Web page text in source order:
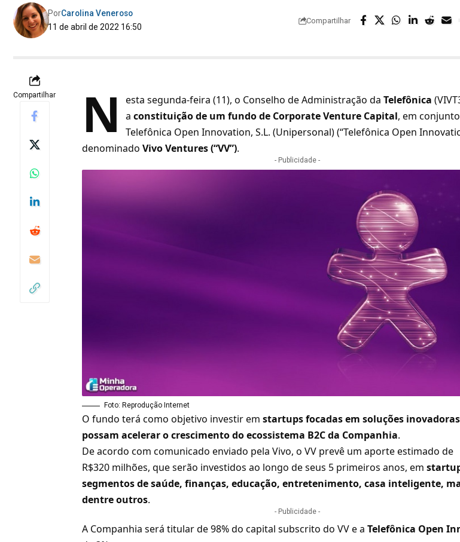
11 de abril de 2022 16:50
PorCarolina Veneroso
Compartilhar
Compartilhar N esta segunda-feira (11), o Conselho de Administração daTelefônica
aconstituição de um fundo de Corporate Venture Capital, em
Telefônica Open Innovation, S.L. (Unipersonal) (“Telefônica Open
denominadoVivo Ventures (“VV”).
- Publicidade -
Foto: Reprodução Internet
O fundo terá como objetivo investir emstartups focadas em soluções
possam acelerar o crescimento do ecossistema B2C da Companhia.
De acordo com comunicado enviado pela Vivo, o VV prevê um aporte estimado de
R$320 milhões, que serão investidos ao longo de seus 5 primeiros anos, em
segmentos de saúde, finanças, educação, entretenimento, casa inteligente,
dentre outros.
- Publicidade -
A Companhia será titular de 98% do capital subscrito do VV e aTelefônica Open